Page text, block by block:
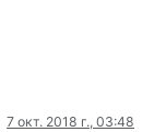
7 окт. 2018 г., 03:48